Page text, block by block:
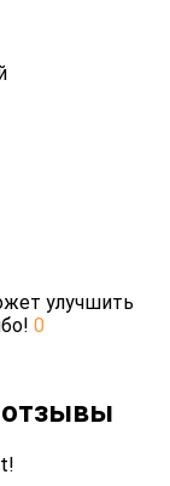
улучшить
0
отзывы